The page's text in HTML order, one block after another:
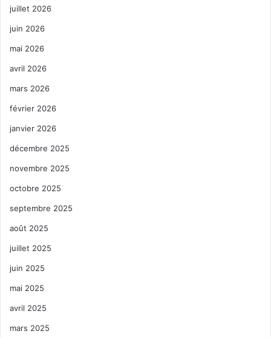
juillet 2026
juin 2026
mai 2026
avril 2026
mars 2026
février 2026
janvier 2026
décembre 2025
novembre 2025
octobre 2025
septembre 2025
août 2025
juillet 2025
juin 2025
mai 2025
avril 2025
mars 2025